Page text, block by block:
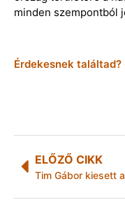
minden szempontból
Érdekesnek találtad?
ELŐZŐ CIKK